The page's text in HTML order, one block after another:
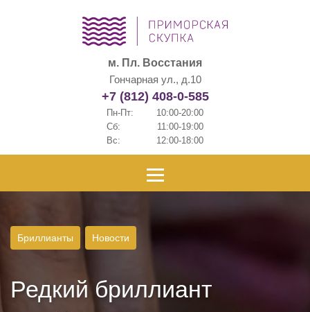
м. Пл. Восстания
Гончарная ул., д.10
+7 (812) 408-0-585
Пн-Пт:
10:00-20:00
Сб:
11:00-19:00
Вс:
12:00-18:00
Бриллианты Новости
Редкий бриллиант